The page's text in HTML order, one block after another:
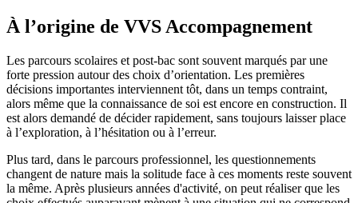
À l’origine de VVS Accompagnement
Les parcours scolaires et post-bac sont souvent marqués par une
forte pression autour des choix d’orientation. Les premières
décisions importantes interviennent tôt, dans un temps contraint,
alors même que la connaissance de soi est encore en construction. Il
est alors demandé de décider rapidement, sans toujours laisser place
à l’exploration, à l’hésitation ou à l’erreur.
Plus tard, dans le parcours professionnel, les questionnements
changent de nature mais la solitude face à ces moments reste souvent
la même. Après plusieurs années d'activité, on peut réaliser que les